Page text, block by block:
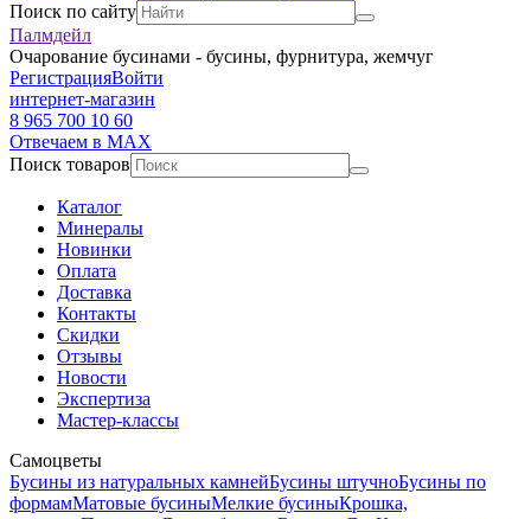
Поиск по сайту
Палмдейл
Очарование бусинами - бусины, фурнитура, жемчуг
РегистрацияВойти
интернет-магазин
8 965 700 10 60
Отвечаем в MAX
Поиск товаров
Каталог
Минералы
Новинки
Оплата
Доставка
Контакты
Скидки
Отзывы
Новости
Экспертиза
Мастер-классы
Самоцветы
Бусины из натуральных камнейБусины штучноБусины по
формамМатовые бусиныМелкие бусиныКрошка,